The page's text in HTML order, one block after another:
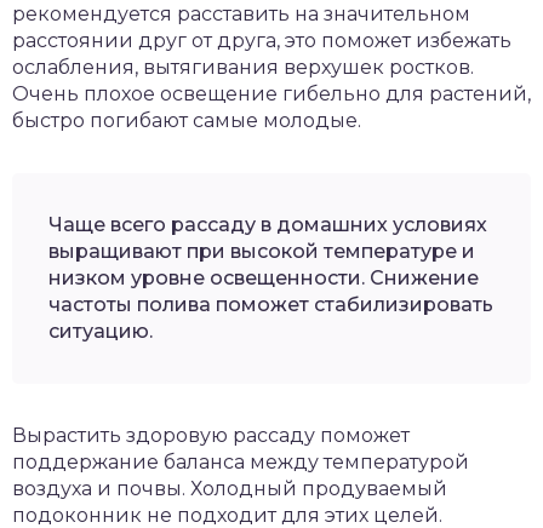
рекомендуется расставить на значительном
расстоянии друг от друга, это поможет избежать
ослабления, вытягивания верхушек ростков.
Очень плохое освещение гибельно для растений,
быстро погибают самые молодые.
Чаще всего рассаду в домашних условиях
выращивают при высокой температуре и
низком уровне освещенности. Снижение
частоты полива поможет стабилизировать
ситуацию.
Вырастить здоровую рассаду поможет
поддержание баланса между температурой
воздуха и почвы. Холодный продуваемый
подоконник не подходит для этих целей.